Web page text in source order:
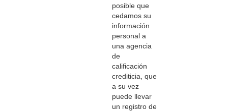
posible que
cedamos su
información
personal a
una agencia
de
calificación
crediticia, que
a su vez
puede llevar
un registro de